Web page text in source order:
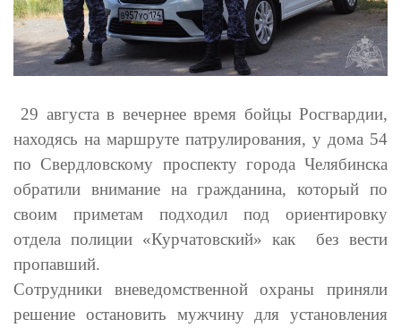
29 августа в вечернее время бойцы Росгвардии,
находясь на маршруте патрулирования, у дома 54
по Свердловскому проспекту города Челябинска
обратили внимание на гражданина, который по
своим приметам подходил под ориентировку
отдела полиции «Курчатовский» как без вести
пропавший.
Сотрудники вневедомственной охраны приняли
решение остановить мужчину для установления